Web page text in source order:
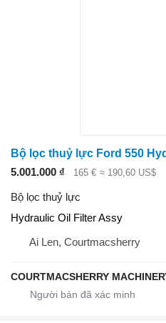
5.001.000 ₫ 165 € ≈ 190,60 US$
Bộ lọc thuỷ lực
Hydraulic Oil Filter Assy
Ai Len, Courtmacsherry
COURTMACSHERRY